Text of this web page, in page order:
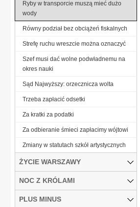
Ryby w transporcie muszą mieć dużo
wody
Równy podział bez obciążeń fiskalnych
Strefę ruchu wreszcie można oznaczyć
Szef musi dać wolne podwładnemu na
okres nauki
Sąd Najwyższy: orzecznicza wolta
Trzeba zapłacić odsetki
Za kratki za podatki
Za odbieranie śmieci zapłacimy wójtowi
Zmiany w statutach szkół artystycznych
ŻYCIE WARSZAWY
NOC Z KRÓLAMI
PLUS MINUS